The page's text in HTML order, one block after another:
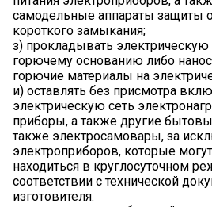
самодельные аппараты защиты
короткого замыкания;
з) прокладывать
горючему основанию либо
горючие материалы на
и) оставлять без присмотра
электрическую сеть
приборы, а также другие
также электросамовары, за
электроприборов, которые
находиться в круглосуточном
соответствии с технической
изготовителя.